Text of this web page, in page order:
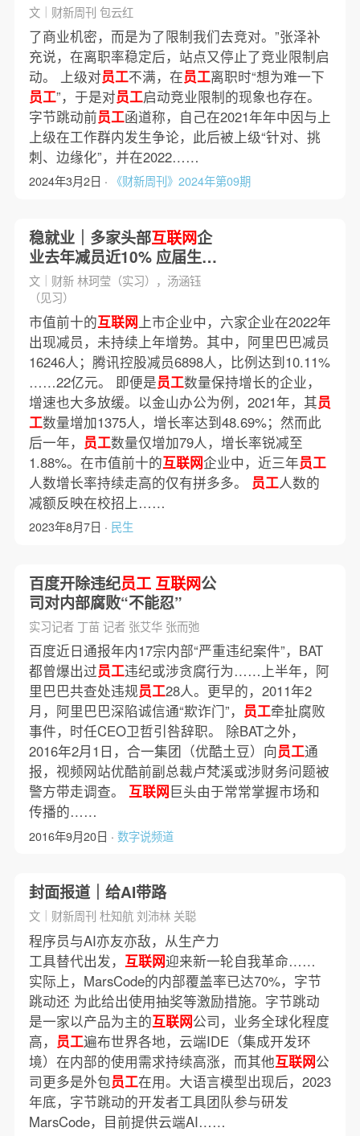
文｜财新周刊 包云红
了商业机密，而是为了限制我们去竞对。”张泽补
充说，在离职率稳定后，站点又停止了竞业限制启
动。 上级对员工不满，在员工离职时“想为难一下
员工”，于是对员工启动竞业限制的现象也存在。
字节跳动前员工函道称，自己在2021年年中因与上
上级在工作群内发生争论，此后被上级“针对、挑
刺、边缘化”，并在2022……
2024年3月2日 · 《财新周刊》2024年第09期
稳就业｜多家头部互联网企
业去年减员近10% 应届生求
职热度仍高
文｜财新 林珂莹（实习），汤涵钰
（见习）
市值前十的互联网上市企业中，六家企业在2022年
出现减员，未持续上年增势。其中，阿里巴巴减员
16246人；腾讯控股减员6898人，比例达到10.11%
……22亿元。 即便是员工数量保持增长的企业，
增速也大多放缓。以金山办公为例，2021年，其员
工数量增加1375人，增长率达到48.69%；然而此
后一年， 员工数量仅增加79人，增长率锐减至
1.88%。在市值前十的互联网企业中，近三年员工
人数增长率持续走高的仅有拼多多。 员工人数的
减额反映在校招上……
2023年8月7日 · 民生
百度开除违纪员工 互联网公
司对内部腐败“不能忍”
实习记者 丁苗 记者 张艾华 张而弛
百度近日通报年内17宗内部“严重违纪案件”，BAT
都曾爆出过员工违纪或涉贪腐行为……上半年，阿
里巴巴共查处违规员工28人。更早的，2011年2
月，阿里巴巴深陷诚信通“欺诈门”， 员工牵扯腐败
事件，时任CEO卫哲引咎辞职。 除BAT之外，
2016年2月1日，合一集团（优酷土豆）向员工通
报，视频网站优酷前副总裁卢梵溪或涉财务问题被
警方带走调查。 互联网巨头由于常常掌握市场和
传播的……
2016年9月20日 · 数字说频道
封面报道｜给AI带路
文｜财新周刊 杜知航 刘沛林 关聪
程序员与AI亦友亦敌，从生产力
工具替代出发， 互联网迎来新一轮自我革命……
实际上，MarsCode的内部覆盖率已达70%，字节
跳动还 为此给出使用抽奖等激励措施。字节跳动
是一家以产品为主的互联网公司，业务全球化程度
高， 员工遍布世界各地，云端IDE（集成开发环
境）在内部的使用需求持续高涨，而其他互联网公
司更多是外包员工在用。大语言模型出现后，2023
年底，字节跳动的开发者工具团队参与研发
MarsCode，目前提供云端AI……